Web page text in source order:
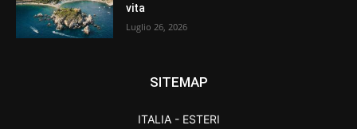
vita
Luglio 26, 2026
SITEMAP
ITALIA - ESTERI